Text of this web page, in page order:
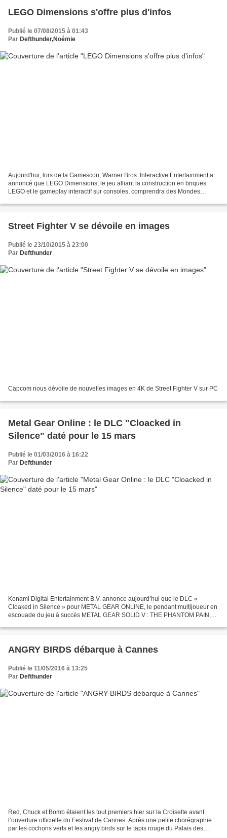
LEGO Dimensions s'offre plus d'infos
Publié le 07/08/2015 à 01:43
Par Defthunder,Noémie
Aujourd'hui, lors de la Gamescon, Warner Bros. Interactive Entertainment a
annoncé que LEGO Dimensions, le jeu alliant la construction en briques
LEGO et le gameplay interactif sur consoles, comprendra des Mondes
Street Fighter V se dévoile en images
Publié le 23/10/2015 à 23:00
Par Defthunder
Capcom nous dévoile de nouvelles images en 4K de Street Fighter V sur PC
Metal Gear Online : le DLC "Cloacked in
Publié le 01/03/2016 à 16:22
Par Defthunder
Konami Digital Entertainment B.V. annonce aujourd’hui que le DLC «
Cloaked in Silence » pour METAL GEAR ONLINE, le pendant multijoueur en
escouade du jeu à succès METAL GEAR SOLID V : THE PHANTOM PAIN,
ANGRY BIRDS débarque à Cannes
Publié le 11/05/2016 à 13:25
Par Defthunder
Red, Chuck et Bomb étaient les tout premiers hier sur la Croisette avant
l’ouverture officielle du Festival de Cannes. Après une petite chorégraphie
par les cochons verts et les angry birds sur le tapis rouge du Palais des